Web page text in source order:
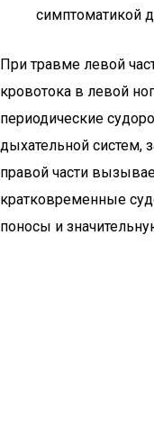
симптоматикой
При травме левой
кровотока в левой
периодические
дыхательной систем,
правой части
кратковременные
поносы и